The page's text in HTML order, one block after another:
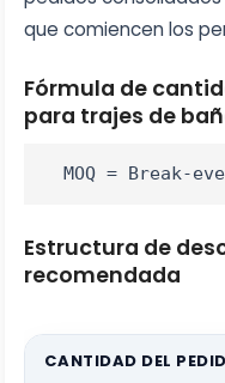
que comiencen los
Fórmula de
para trajes de
MOQ = Break-
Estructura de
recomendada
CANTIDAD DEL